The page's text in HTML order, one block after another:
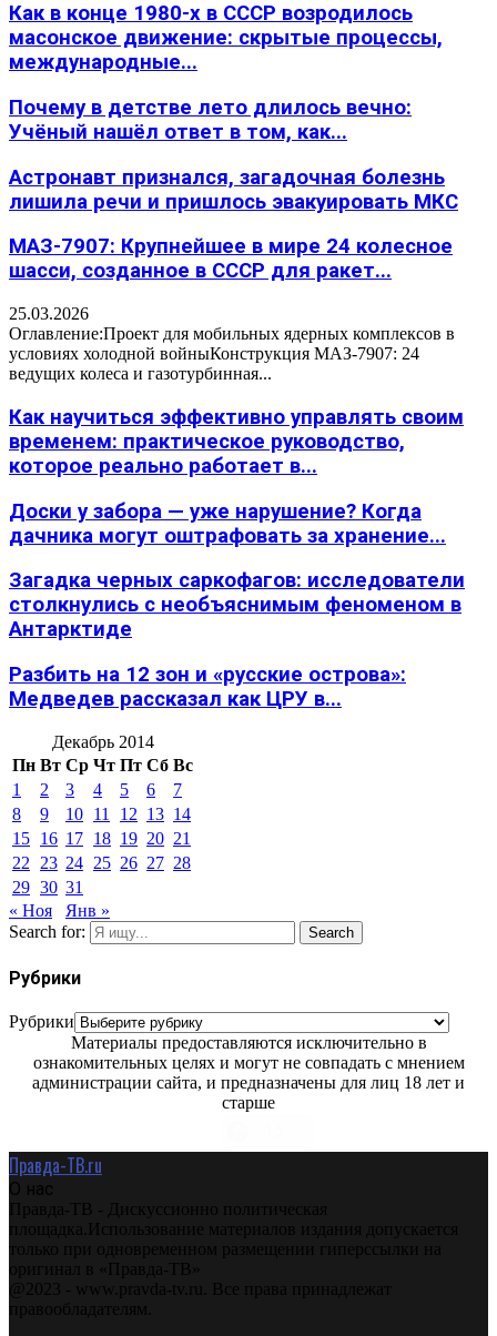
Как в конце 1980-х в СССР возродилось
масонское движение: скрытые процессы,
международные...
Почему в детстве лето длилось вечно:
Учёный нашёл ответ в том, как...
Астронавт признался, загадочная болезнь
лишила речи и пришлось эвакуировать МКС
МАЗ-7907: Крупнейшее в мире 24 колесное
шасси, созданное в СССР для ракет...
25.03.2026
Оглавление:Проект для мобильных ядерных комплексов в
условиях холодной войныКонструкция МАЗ-7907: 24
ведущих колеса и газотурбинная...
Как научиться эффективно управлять своим
временем: практическое руководство,
которое реально работает в...
Доски у забора — уже нарушение? Когда
дачника могут оштрафовать за хранение...
Загадка черных саркофагов: исследователи
столкнулись с необъяснимым феноменом в
Антарктиде
Разбить на 12 зон и «русские острова»:
Медведев рассказал как ЦРУ в...
Декабрь 2014
Пн Вт Ср Чт Пт Сб Вс
1
2 3 4 5 6
7
8
9 10 11 12 13 14
15 16 17 18 19 20 21
22
23 24 25 26 27 28
29 30 31
« Ноя
Янв »
Search for:
Search
Рубрики
Рубрики
Материалы предоставляются исключительно в
ознакомительных целях и могут не совпадать с мнением
администрации сайта, и предназначены для лиц 18 лет и
старше
Правда-ТВ.ru
О нас
Правда-ТВ - Дискуссионно политическая
площадка.Использование материалов издания допускается
только при одновременном размещении гиперссылки на
оригинал в «Правда-ТВ»
@2023 - www.pravda-tv.ru. Все права принадлежат
правообладателям.